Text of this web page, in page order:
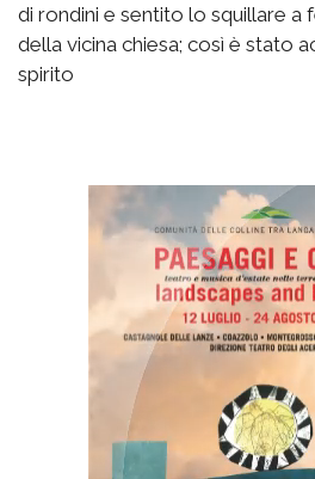
di rondini e sentito lo squillare a
della vicina chiesa; così è stato
spirito